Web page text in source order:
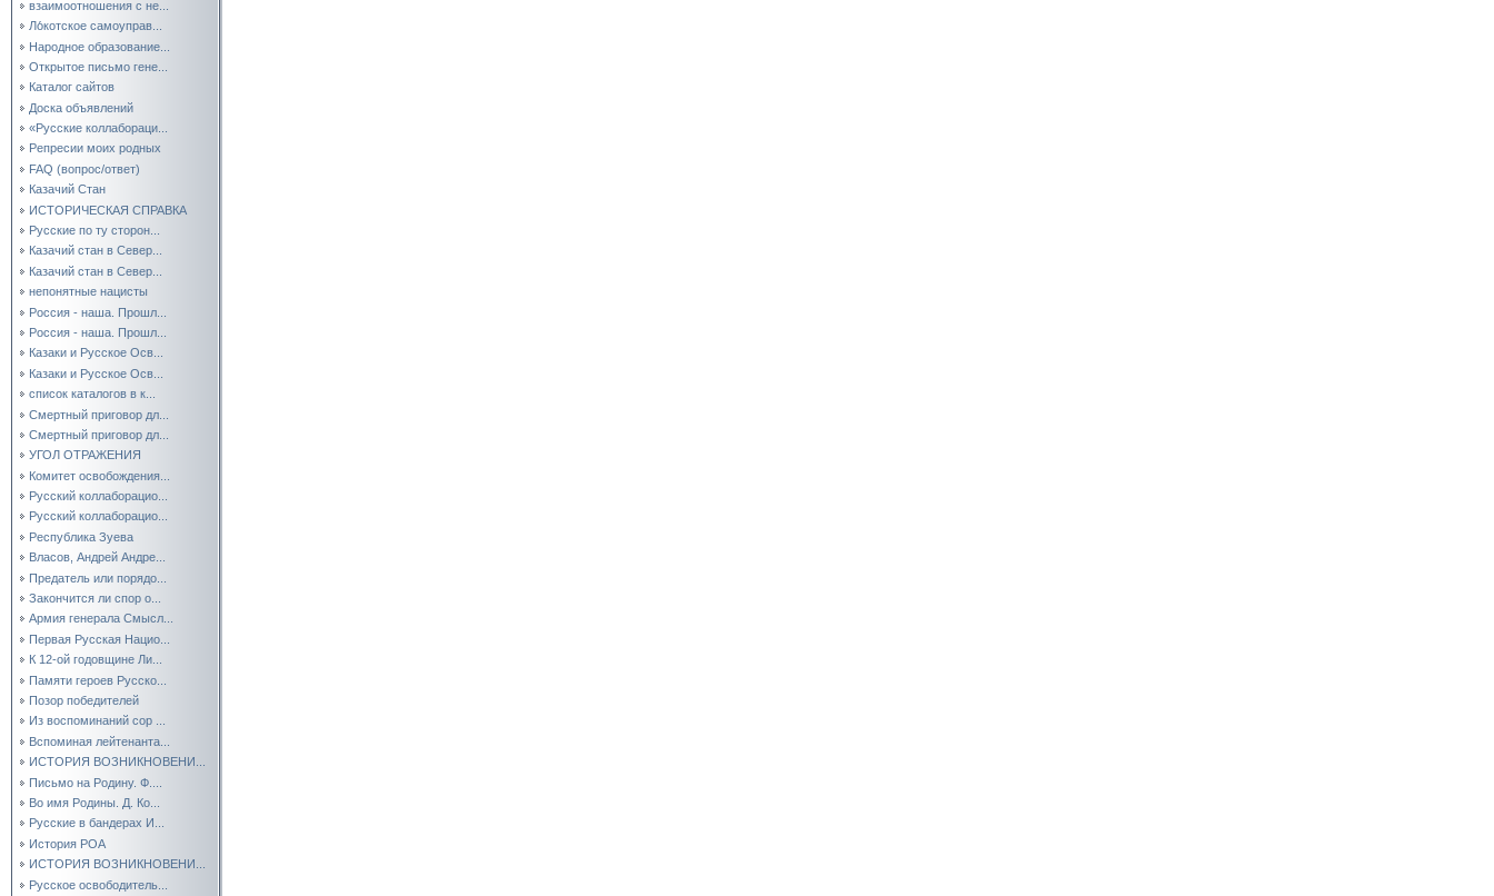
взаимоотношения с не...
Ло́котское самоуправ...
Народное образование...
Открытое письмо гене...
Каталог сайтов
Доска объявлений
«Русские коллабораци...
Репресии моих родных
FAQ (вопрос/ответ)
Казачий Стан
ИСТОРИЧЕСКАЯ СПРАВКА
Русские по ту сторон...
Казачий стан в Север...
Казачий стан в Север...
непонятные нацисты
Россия - наша. Прошл...
Россия - наша. Прошл...
Казаки и Русское Осв...
Казаки и Русское Осв...
список каталогов в к...
Смертный приговор дл...
Смертный приговор дл...
УГОЛ ОТРАЖЕНИЯ
Комитет освобождения...
Русский коллаборацио...
Русский коллаборацио...
Республика Зуева
Власов, Андрей Андре...
Предатель или порядо...
Закончится ли спор о...
Армия генерала Смысл...
Первая Русская Нацио...
К 12-ой годовщине Ли...
Памяти героев Русско...
Позор победителей
Из воспоминаний сор ...
Вспоминая лейтенанта...
ИСТОРИЯ ВОЗНИКНОВЕНИ...
Письмо на Родину. Ф....
Во имя Родины. Д. Ко...
Русские в бандерах И...
История РОА
ИСТОРИЯ ВОЗНИКНОВЕНИ...
Русское освободитель...